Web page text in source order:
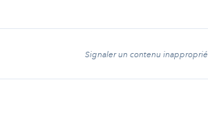
Signaler un contenu inapproprié